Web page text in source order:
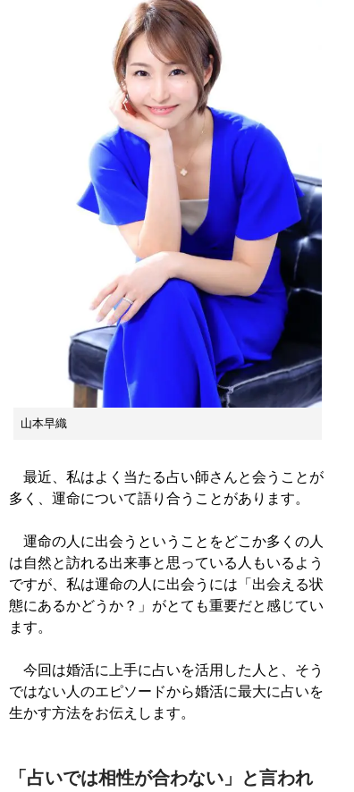
山本早織
最近、私はよく当たる占い師さんと会うことが
多く、運命について語り合うことがあります。
運命の人に出会うということをどこか多くの人
は自然と訪れる出来事と思っている人もいるよう
ですが、私は運命の人に出会うには「出会える状
態にあるかどうか？」がとても重要だと感じてい
ます。
今回は婚活に上手に占いを活用した人と、そう
ではない人のエピソードから婚活に最大に占いを
生かす方法をお伝えします。
「占いでは相性が合わない」と言われ